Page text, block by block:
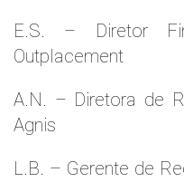
E.S. – Diretor
Outplacement
A.N. – Diretora de
Agnis
L.B. – Gerente de